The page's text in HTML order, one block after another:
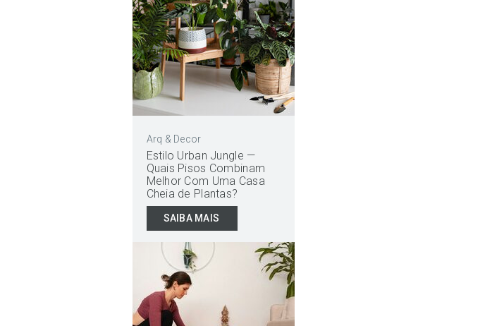
Arq & Decor
Estilo Urban Jungle —
Quais Pisos Combinam
Melhor Com Uma Casa
Cheia de Plantas?
SAIBA MAIS